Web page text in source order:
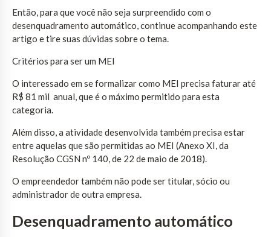
Então, para que você não seja surpreendido com o
desenquadramento automático, continue acompanhando este
artigo e tire suas dúvidas sobre o tema.
Critérios para ser um MEI
O interessado em se formalizar como MEI precisa faturar até
R$ 81 mil anual, que é o máximo permitido para esta
categoria.
Além disso, a atividade desenvolvida também precisa estar
entre aquelas que são permitidas ao MEI (Anexo XI, da
Resolução CGSN nº 140, de 22 de maio de 2018).
O empreendedor também não pode ser titular, sócio ou
administrador de outra empresa.
Desenquadramento automático